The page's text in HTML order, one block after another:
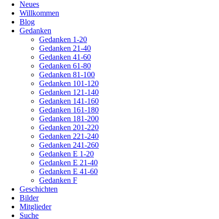
überspringen
Neues
Willkommen
Blog
Gedanken
Gedanken 1-20
Gedanken 21-40
Gedanken 41-60
Gedanken 61-80
Gedanken 81-100
Gedanken 101-120
Gedanken 121-140
Gedanken 141-160
Gedanken 161-180
Gedanken 181-200
Gedanken 201-220
Gedanken 221-240
Gedanken 241-260
Gedanken E 1-20
Gedanken E 21-40
Gedanken E 41-60
Gedanken F
Geschichten
Bilder
Mitglieder
Suche